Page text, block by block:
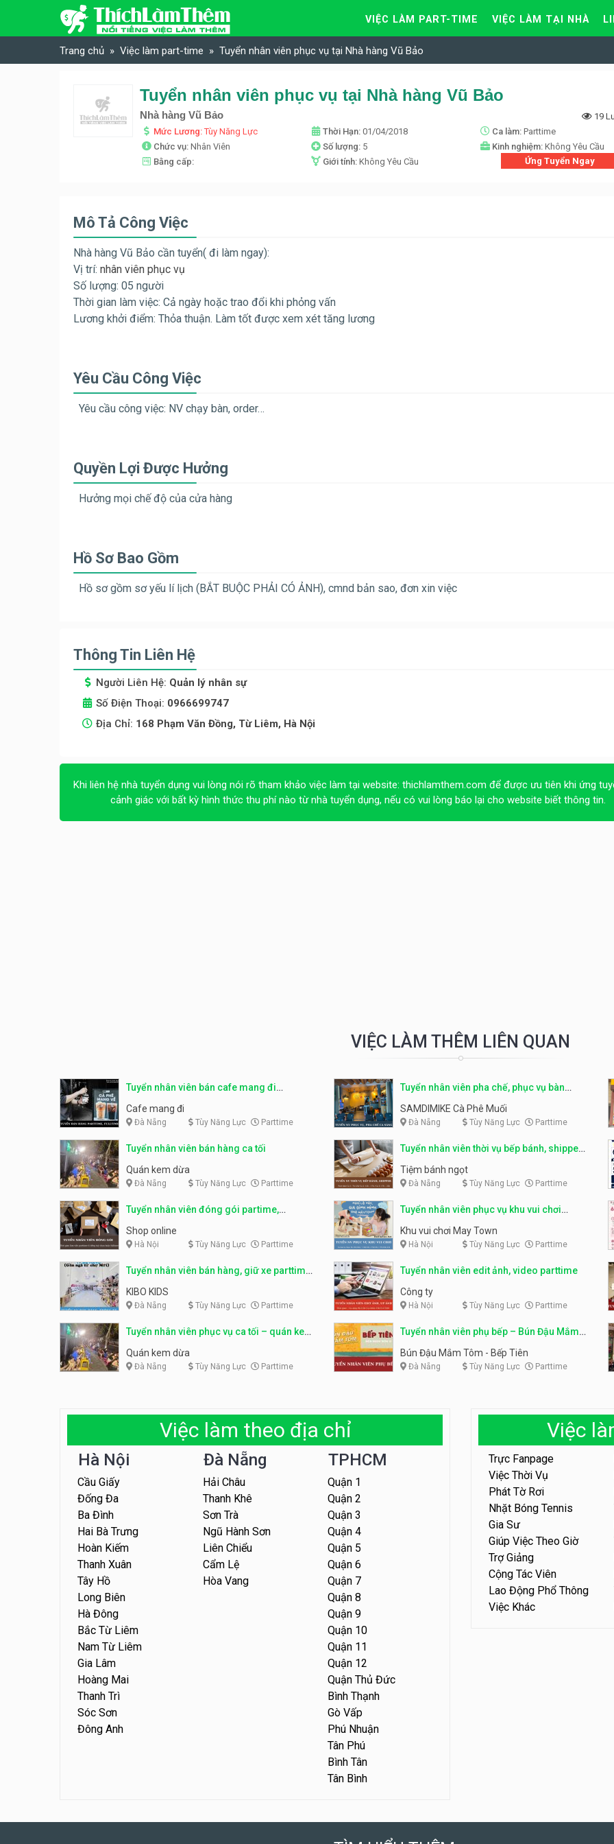
Skip to content
VIỆC LÀM PART-TIME VIỆC LÀM TẠI NHÀ
Trang chủ Việc làm part-time Tuyển nhân viên phục vụ tại Nhà hàng Vũ Bảo
Tuyển nhân viên phục vụ tại Nhà hàng Vũ Bảo
Nhà hàng Vũ Bảo
19
Mức Lương:Tùy Năng Lực Thời Hạn: 01/04/2018 Ca làm: Parttime
Chức vụ: Nhân Viên Số lượng: 5 Kinh nghiệm: Không Yêu Cầu
Bằng cấp:
Giới tính: Không Yêu Cầu Ứng Tuyển Ngay
Mô Tả Công Việc
Nhà hàng Vũ Bảo cần tuyển( đi làm ngay):
Vị trí: nhân viên phục vụ
Số lượng: 05 người
Thời gian làm việc: Cả ngày hoặc trao đổi khi phỏng vấn
Lương khởi điểm: Thỏa thuận. Làm tốt được xem xét tăng lương
Yêu Cầu Công Việc
Yêu cầu công việc: NV chạy bàn, order…
Quyền Lợi Được Hưởng
Hưởng mọi chế độ của cửa hàng
Hồ Sơ Bao Gồm
Hồ sơ gồm sơ yếu lí lịch (BẮT BUỘC PHẢI CÓ ẢNH), cmnd bản sao, đơn xin việc
Thông Tin Liên Hệ
Người Liên Hệ: Quản lý nhân sự
Số Điện Thoại: 0966699747
Địa Chỉ: 168 Phạm Văn Đồng, Từ Liêm, Hà Nội
Khi liên hệ nhà tuyển dụng vui lòng nói rõ tham khảo việc làm tại website: thichlamthem.com để được ưu tiên khi ứng
cảnh giác với bất kỳ hình thức thu phí nào từ nhà tuyển dụng, nếu có vui lòng báo lại cho website biết thông tin.
VIỆC LÀM THÊM LIÊN QUAN
Tuyển nhân viên bán cafe mang đi
parttime, fulltime
Cafe mang đi
Đà Nẵng Tùy Năng Lực Parttime
Tuyển nhân viên pha chế, phục vụ bàn
parttime
SAMDIMIKE Cà Phê Muối
Đà Nẵng Tùy Năng Lực Parttime
Tuyển nhân viên bán hàng ca tối
Quán kem dừa
Đà Nẵng Tùy Năng Lực Parttime
Tuyển nhân viên thời vụ bếp bánh, shipper
parttime
Tiệm bánh ngọt
Đà Nẵng Tùy Năng Lực Parttime
Tuyển nhân viên đóng gói partime,
fulltime
Shop online
Hà Nội Tùy Năng Lực Parttime
Tuyển nhân viên phục vụ khu vui chơi
parttime linh động
Khu vui chơi May Town
Hà Nội Tùy Năng Lực Parttime
Tuyển nhân viên bán hàng, giữ xe parttime
– Kibo Kid
KIBO KIDS
Đà Nẵng Tùy Năng Lực Parttime
Tuyển nhân viên edit ảnh, video parttime
Công ty
Hà Nội Tùy Năng Lực Parttime
Tuyển nhân viên phục vụ ca tối – quán kem
dừa
Quán kem dừa
Đà Nẵng Tùy Năng Lực Parttime
Tuyển nhân viên phụ bếp – Bún Đậu Mắm
Tôm – Bếp Tiên
Bún Đậu Mắm Tôm - Bếp Tiên
Đà Nẵng Tùy Năng Lực Parttime
Việc làm theo địa chỉ
Hà Nội
Cầu Giấy
Đống Đa
Ba Đình
Hai Bà Trưng
Hoàn Kiếm
Thanh Xuân
Tây Hồ
Long Biên
Hà Đông
Bắc Từ Liêm
Nam Từ Liêm
Gia Lâm
Hoàng Mai
Thanh Trì
Sóc Sơn
Đông Anh
Đà Nẵng
Hải Châu
Thanh Khê
Sơn Trà
Ngũ Hành Sơn
Liên Chiểu
Cẩm Lệ
Hòa Vang
TPHCM
Quận 1
Quận 2
Quận 3
Quận 4
Quận 5
Quận 6
Quận 7
Quận 8
Quận 9
Quận 10
Quận 11
Quận 12
Quận Thủ Đức
Bình Thạnh
Gò Vấp
Phú Nhuận
Tân Phú
Bình Tân
Tân Bình
Việc
Trực Fanpage
Việc Thời Vụ
Phát Tờ Rơi
Nhặt Bóng Tennis
Gia Sư
Giúp Việc Theo Giờ
Trợ Giảng
Cộng Tác Viên
Lao Động Phổ Thông
Việc Khác